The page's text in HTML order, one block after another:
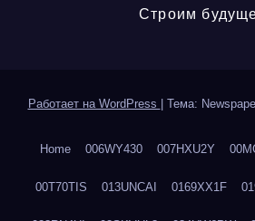
Строим
Работает на WordPress | Тема:
Home 006WY430 007HXU2Y
00T70TIS 013UNCAI 0169XX1F